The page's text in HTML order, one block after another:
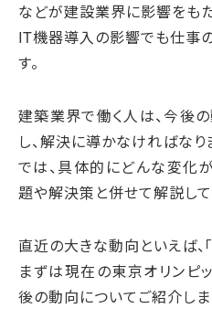
などが建設業界に影響をも
IT機器導入の影響でも仕事
す。
建築業界で働く人は、今後
し、解決に導かなければなり
では、具体的にどんな変化
題や解決策と併せて解説して
直近の大きな動向といえば、
まずは現在の東京オリンピ
後の動向についてご紹介しま